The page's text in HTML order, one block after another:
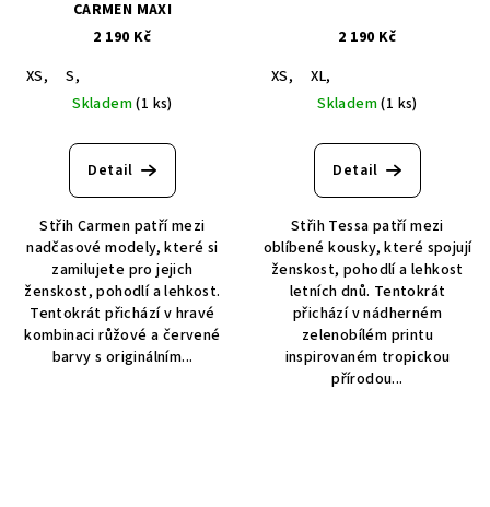
CARMEN MAXI
2 190 Kč
XS,
S,
Skladem(1 ks)
Detail
Střih Carmen patří mezi
nadčasové modely, které si
zamilujete pro jejich
ženskost, pohodlí a lehkost.
Tentokrát přichází v hravé
kombinaci růžové a červené
barvy s originálním...
2 190 Kč
XS,
XL,
Skladem(1 ks)
Detail
Střih Tessa patří mezi
oblíbené kousky, které spojují
ženskost, pohodlí a lehkost
letních dnů. Tentokrát
přichází v nádherném
zelenobílém printu
inspirovaném tropickou
přírodou...